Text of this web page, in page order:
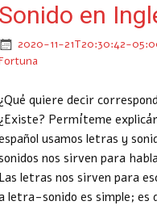
Sonido en
2020-11-21T20:30:42-
¿Qué quiere decir
¿Existe? Permíteme
usamos letras y
nos sirven para
Las letras nos sirven para
letra-sonido es simple; es